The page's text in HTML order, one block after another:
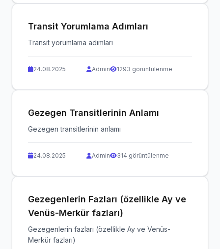
Transit Yorumlama Adımları
Transit yorumlama adımları
24.08.2025 Admin 1293 görüntülenme
Gezegen Transitlerinin Anlamı
Gezegen transitlerinin anlamı
24.08.2025 Admin 314 görüntülenme
Gezegenlerin Fazları (özellikle Ay ve
Venüs-Merkür fazları)
Gezegenlerin fazları (özellikle Ay ve Venüs-
Merkür fazları)